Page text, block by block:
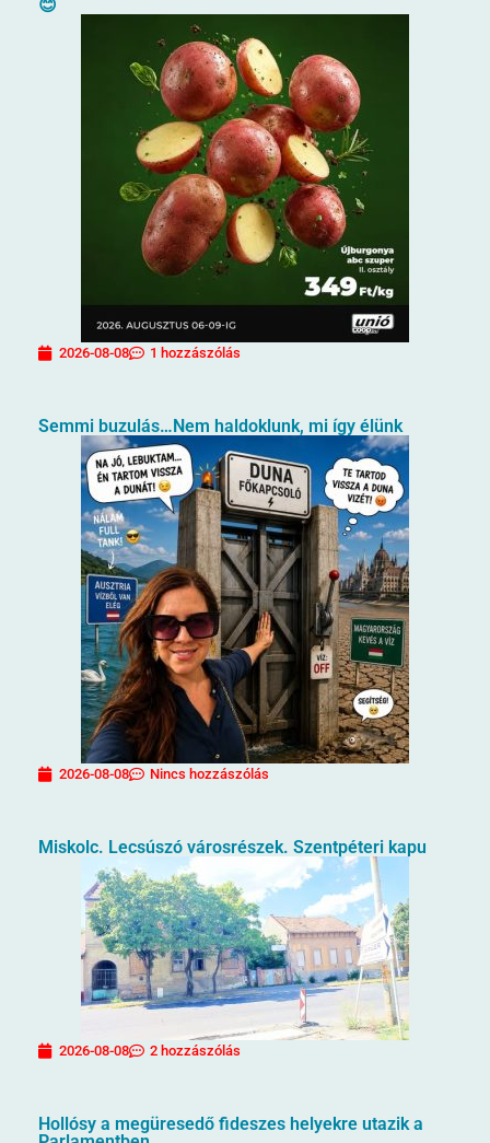
😊
2026-08-08 1 hozzászólás
Semmi buzulás…Nem haldoklunk, mi így élünk
2026-08-08 Nincs hozzászólás
Miskolc. Lecsúszó városrészek. Szentpéteri kapu
2026-08-08 2 hozzászólás
Hollósy a megüresedő fideszes helyekre utazik a